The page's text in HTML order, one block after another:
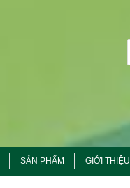
SẢN PHẨM GIỚI THIỆU